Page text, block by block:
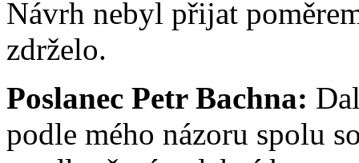
Návrh nebyl přijat
zdrželo.
Poslanec Petr Bachna:
podle mého názoru spolu